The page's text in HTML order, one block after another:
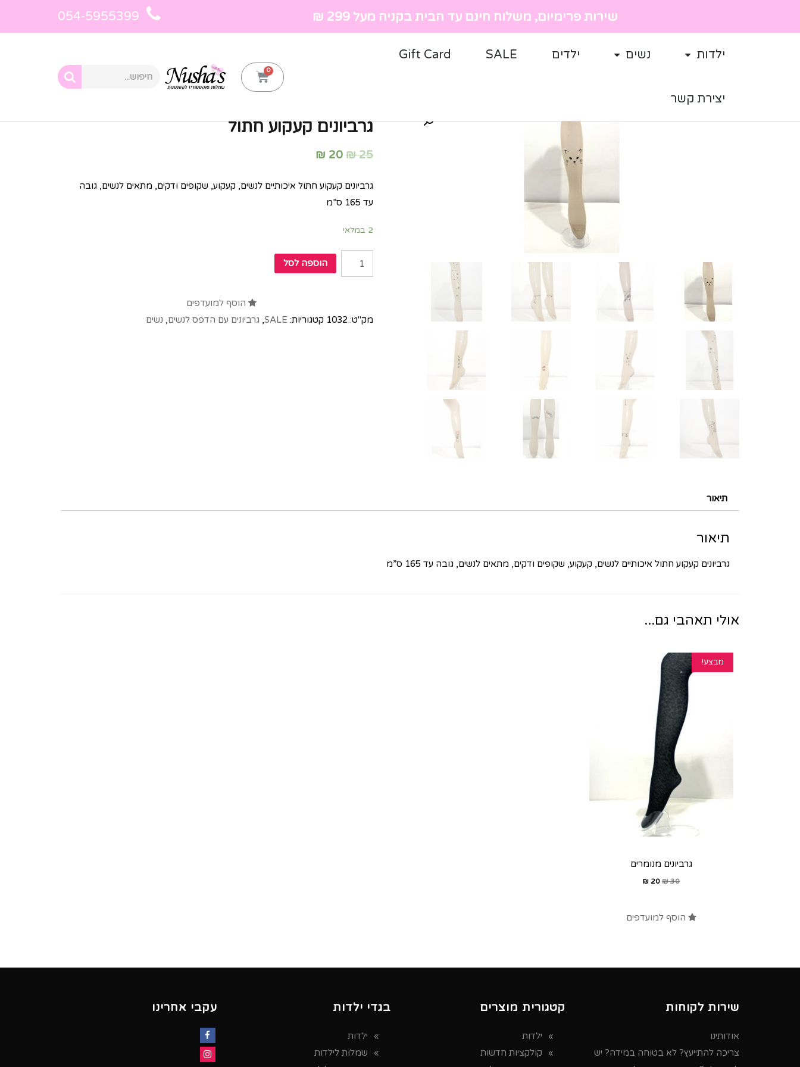
שירות פרימיום, משלוח חינם עד הבית בקניה מעל 299 ₪ 054-5955399
ילדות נשים ילדים SALE
Gift Card
יצירת קשר
גרביונים קעקוע חתול
25
₪
20
₪
גרביונים קעקוע חתול איכותיים לנשים, קעקוע, שקופים ודקים, מתאים לנשים, גובה
עד 165 ס”מ
2 במלאי
הוספה לסל
הוסף למועדפים
מק"ט: 1032 קטגוריות: SALE
, גרביונים עם הדפס לנשים, נשים
תיאור
תיאור
גרביונים קעקוע חתול איכותיים לנשים, קעקוע, שקופים ודקים, מתאים לנשים, גובה עד 165 ס”מ
אולי תאהבי גם...
מבצע!
גרביונים מנומרים
30
₪
20
₪
הוסף למועדפים
שירות לקוחות
אודותינו
צריכה להתייעץ? לא בטוחה במידה? יש
קטגורית מוצרים
ילדות
קולקציות חדשות
בגדי ילדות
ילדות
שמלות לילדות
עקבי אחרינו
Facebook